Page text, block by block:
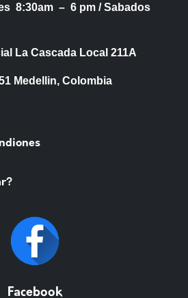
8:30am – 6 pm /Sabados
La Cascada Local 211A
Medellin, Colombia
Facebook